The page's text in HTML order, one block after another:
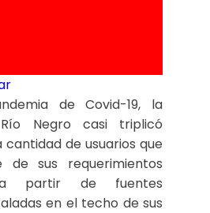
de Covid-19, la
Negro casi triplicó
de usuarios que
de sus requerimientos
a partir de fuentes
en el techo de sus